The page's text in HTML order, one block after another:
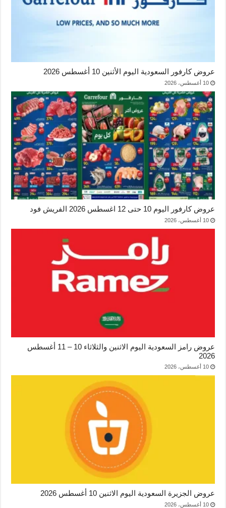
عروض كارفور السعودية اليوم الأثنين 10 أغسطس 2026
10 أغسطس، 2026
عروض كارفور اليوم 10 حتى 12 اغسطس 2026 الفريش فود
10 أغسطس، 2026
عروض رامز السعودية اليوم الاثنين والثلاثاء 10 – 11 أغسطس
2026
10 أغسطس، 2026
عروض الجزيرة السعودية اليوم الاثنين 10 أغسطس 2026
10 أغسطس، 2026